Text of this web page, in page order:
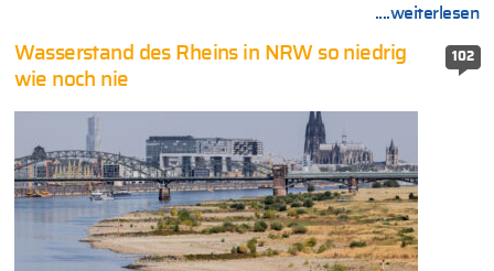
....weiterlesen
102
Wasserstand des Rheins in NRW so niedrig
wie noch nie